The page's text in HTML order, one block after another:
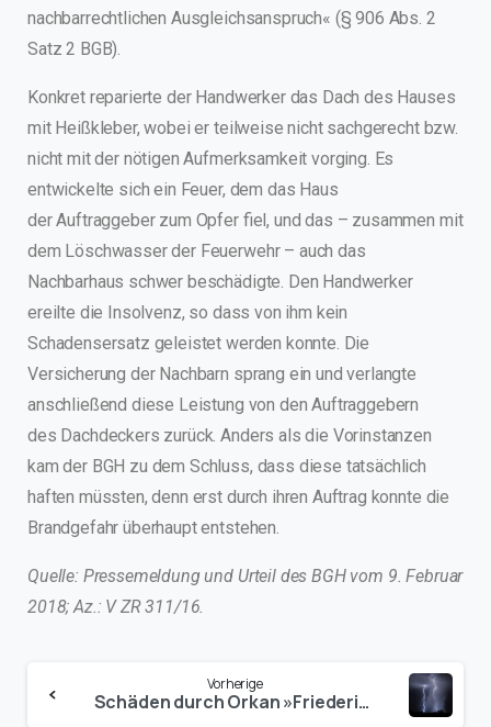
nachbarrechtlichen Ausgleichsanspruch« (§ 906 Abs. 2
Satz 2 BGB).
Konkret reparierte der Handwerker das Dach des Hauses
mit Heißkleber, wobei er teilweise nicht sachgerecht bzw.
nicht mit der nötigen Aufmerksamkeit vorging. Es
entwickelte sich ein Feuer, dem das Haus
der Auftraggeber zum Opfer fiel, und das – zusammen mit
dem Löschwasser der Feuerwehr – auch das
Nachbarhaus schwer beschädigte. Den Handwerker
ereilte die Insolvenz, so dass von ihm kein
Schadensersatz geleistet werden konnte. Die
Versicherung der Nachbarn sprang ein und verlangte
anschließend diese Leistung von den Auftraggebern
des Dachdeckers zurück. Anders als die Vorinstanzen
kam der BGH zu dem Schluss, dass diese tatsächlich
haften müssten, denn erst durch ihren Auftrag konnte die
Brandgefahr überhaupt entstehen.
Quelle: Pressemeldung und Urteil des BGH vom 9. Februar
2018; Az.: V ZR 311/16.
Vorherige
Schäden durch Orkan »Friederike« von rund einer Milliarde Euro